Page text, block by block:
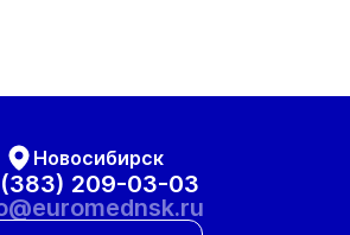
Новосибирск
209-03-03